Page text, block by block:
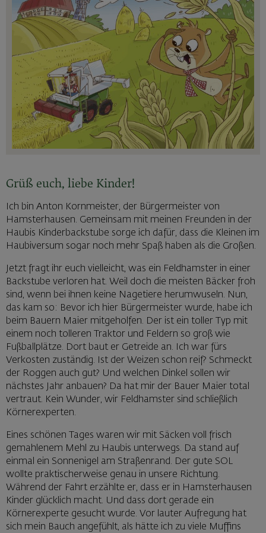
Grüß euch, liebe Kinder!
Ich bin Anton Kornmeister, der Bürgermeister von
Hamsterhausen. Gemeinsam mit meinen Freunden in der
Haubis Kinderbackstube sorge ich dafür, dass die Kleinen im
Haubiversum sogar noch mehr Spaß haben als die Großen.
Jetzt fragt ihr euch vielleicht, was ein Feldhamster in einer
Backstube verloren hat. Weil doch die meisten Bäcker froh
sind, wenn bei ihnen keine Nagetiere herumwuseln. Nun,
das kam so: Bevor ich hier Bürgermeister wurde, habe ich
beim Bauern Maier mitgeholfen. Der ist ein toller Typ mit
einem noch tolleren Traktor und Feldern so groß wie
Fußballplätze. Dort baut er Getreide an. Ich war fürs
Verkosten zuständig. Ist der Weizen schon reif? Schmeckt
der Roggen auch gut? Und welchen Dinkel sollen wir
nächstes Jahr anbauen? Da hat mir der Bauer Maier total
vertraut. Kein Wunder, wir Feldhamster sind schließlich
Körnerexperten.
Eines schönen Tages waren wir mit Säcken voll frisch
gemahlenem Mehl zu Haubis unterwegs. Da stand auf
einmal ein Sonnenigel am Straßenrand. Der gute SOL
wollte praktischerweise genau in unsere Richtung.
Während der Fahrt erzählte er, dass er in Hamsterhausen
Kinder glücklich macht. Und dass dort gerade ein
Körnerexperte gesucht wurde. Vor lauter Aufregung hat
sich mein Bauch angefühlt, als hätte ich zu viele Muffins